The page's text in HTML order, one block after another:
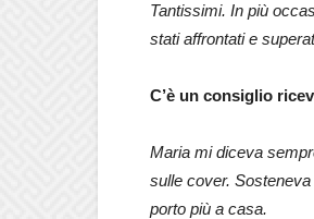
Tantissimi. In più
stati affrontati e
C’è un consiglio
Maria mi diceva
sulle cover.
porto più a casa.